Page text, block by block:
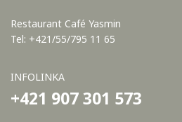
Restaurant Café Yasmin
Tel: +421/55/795 11 65
INFOLINKA
+421 907 301 573